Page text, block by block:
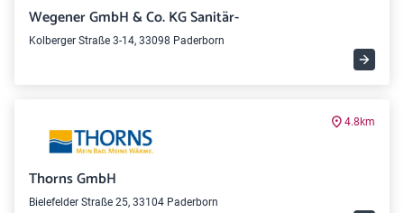
Wegener GmbH & Co. KG Sanitär-
Kolberger Straße 3-14, 33098 Paderborn
4.8km
Thorns GmbH
Bielefelder Straße 25, 33104 Paderborn